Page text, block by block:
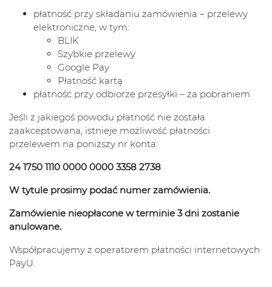
płatność przy składaniu zamówienia – przelewy
elektroniczne, w tym:
BLIK
Szybkie przelewy
Google Pay
Płatność kartą
płatność przy odbiorze przesyłki – za pobraniem
Jeśli z jakiegoś powodu płatność nie została
zaakceptowana, istnieje możliwość płatności
przelewem na poniższy nr konta:
24 1750 1110 0000 0000 3358 2738
W tytule prosimy podać numer zamówienia.
Zamówienie nieopłacone w terminie 3 dni zostanie
anulowane.
Współpracujemy z operatorem płatności internetowych
PayU.